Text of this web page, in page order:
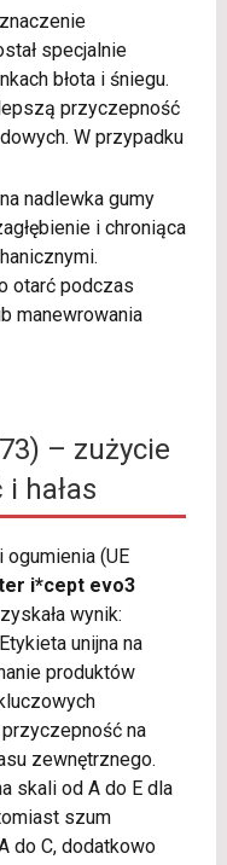
specjalnie
błota i śniegu.
przyczepność
W przypadku
nadlewka gumy
i chroniąca
otarć podczas
manewrowania
– zużycie
hałas
(UE
i*cept evo3
wynik:
unijna na
produktów
na
zewnętrznego.
skali od A do E dla
szum
do C, dodatkowo